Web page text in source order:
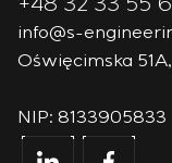
info@s-
Oświęcimska
NIP: 8133905833